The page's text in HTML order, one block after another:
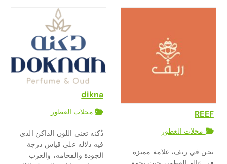
REEF
محلات العطور
نحن في ريف، علامة مميزة
dikna
محلات العطور
دُكنه تعني اللون الداكن الذي
فيه دلاله على قياس درجة
الجودة والفخامه، والعرب